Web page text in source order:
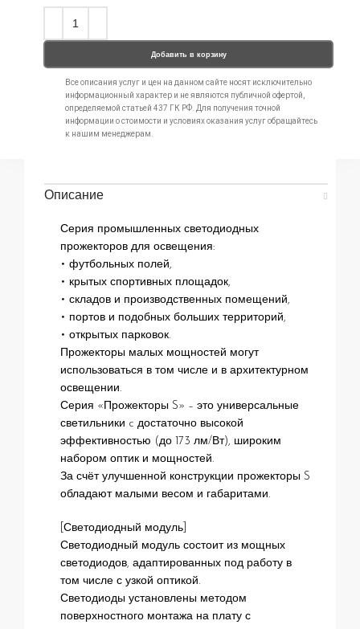
Добавить в корзину
Все описания услуг и цен на данном сайте носят исключительно
информационный характер и не являются публичной офертой,
определяемой статьей 437 ГК РФ. Для получения точной
информации о стоимости и условиях оказания услуг обращайтесь
к нашим менеджерам.
Описание
Серия промышленных светодиодных
прожекторов для освещения:
• футбольных полей,
• крытых спортивных площадок,
• складов и производственных помещений,
• портов и подобных больших территорий,
• открытых парковок.
Прожекторы малых мощностей могут
использоваться в том числе и в архитектурном
освещении.
Серия «Прожекторы S» – это универсальные
светильники c достаточно высокой
эффективностью (до 173 лм/Вт), широким
набором оптик и мощностей.
За счёт улучшенной конструкции прожекторы S
обладают малыми весом и габаритами.
[Светодиодный модуль]
Светодиодный модуль состоит из мощных
светодиодов, адаптированных под работу в
том числе с узкой оптикой.
Светодиоды установлены методом
поверхностного монтажа на плату с